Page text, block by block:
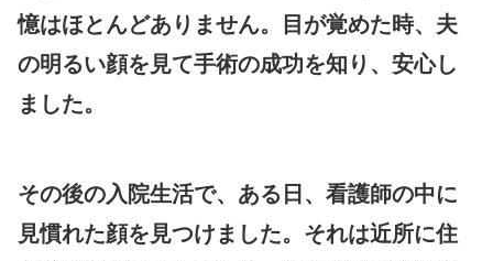
憶はほとんどありません。目が覚めた時、夫
の明るい顔を見て手術の成功を知り、安心し
ました。
その後の入院生活で、ある日、看護師の中に
見慣れた顔を見つけました。それは近所に住